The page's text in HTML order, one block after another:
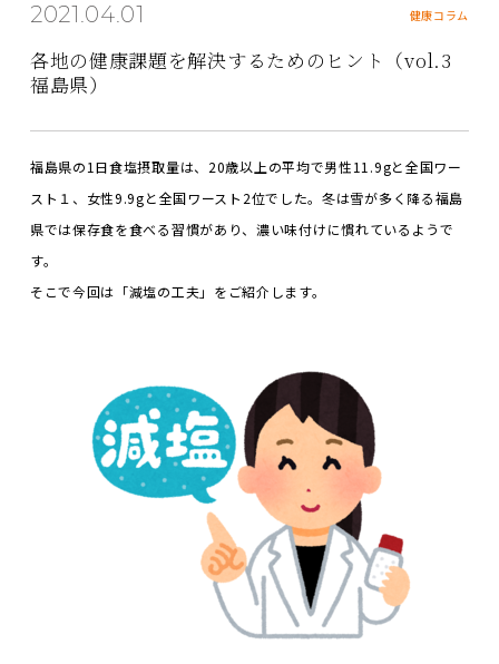
2021.04.01 健康コラム
各地の健康課題を解決するためのヒント（vol.3
福島県）
福島県の1 日食塩摂取量は、 20歳以上の平均で男性11.9gと全国ワー
スト１、女性9.9gと全国ワースト 2位でした。 冬は雪が多く降る福島
県では保存食を食べる習慣があり、濃い味付けに慣れているようで
す。
そこで今回は「減塩の工夫」をご紹介します。